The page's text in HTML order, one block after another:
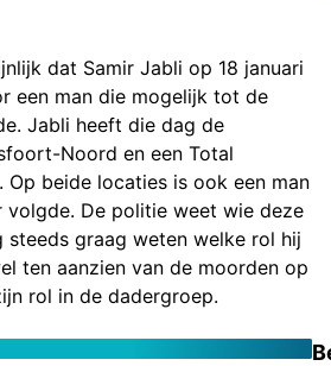
dat Samir Jabli op 18 januari
een man die mogelijk tot de
Jabli heeft die dag de
Noord en een Total
beide locaties is ook een man
volgde. De politie weet wie deze
steeds graag weten welke rol hij
ten aanzien van de moorden op
rol in de dadergroep.